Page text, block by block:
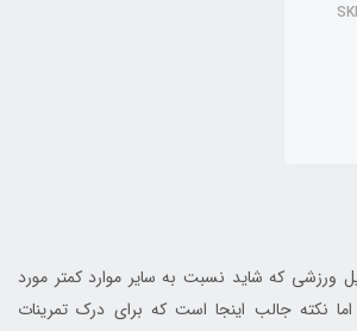
ورزشی که شاید نسبت به سایر موارد کمتر مورد
نکته جالب اینجا است که برای درک تمرینات